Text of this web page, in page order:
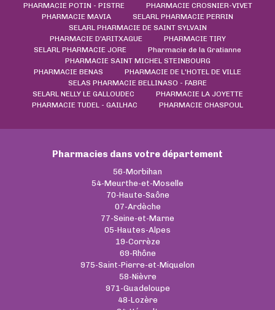
PHARMACIE POTIN - PISTRE
PHARMACIE CROSNIER-VIVET
PHARMACIE MAVIA
SELARL PHARMACIE PERRIN
SELARL PHARMACIE DE SAINT SYLVAIN
PHARMACIE D'ARITXAGUE
PHARMACIE TIRY
SELARL PHARMACIE JORE
Pharmacie de la Gratianne
PHARMACIE SAINT MICHEL STEINBOURG
PHARMACIE BENAS
PHARMACIE DE L'HOTEL DE VILLE
SELAS PHARMACIE BELLINASO - FABRE
SELARL NELLY LE GALLOUDEC
PHARMACIE LA JOYETTE
PHARMACIE TUDEL - GAILHAC
PHARMACIE CHASPOUL
Pharmacies dans votre département
56-Morbihan
54-Meurthe-et-Moselle
70-Haute-Saône
07-Ardèche
77-Seine-et-Marne
05-Hautes-Alpes
19-Corrèze
69-Rhône
975-Saint-Pierre-et-Miquelon
58-Nièvre
971-Guadeloupe
48-Lozère